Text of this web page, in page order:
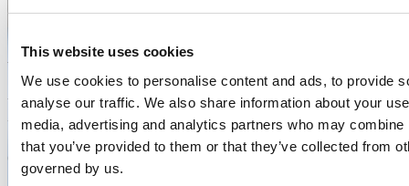
This website uses cookies
We use cookies to personalise content and ads, to provide
analyse our traffic. We also share information about your
media, advertising and analytics partners who may
that you’ve provided to them or that they’ve collected from
governed by us.
ALIMAK SL
Applications
Utilisé dans un large éventail d’applications industrielles
Size: 1,04 m (l) x 1,17 m (L)
Capacity:
500-1000 kg
Speed: 0.5 m/s